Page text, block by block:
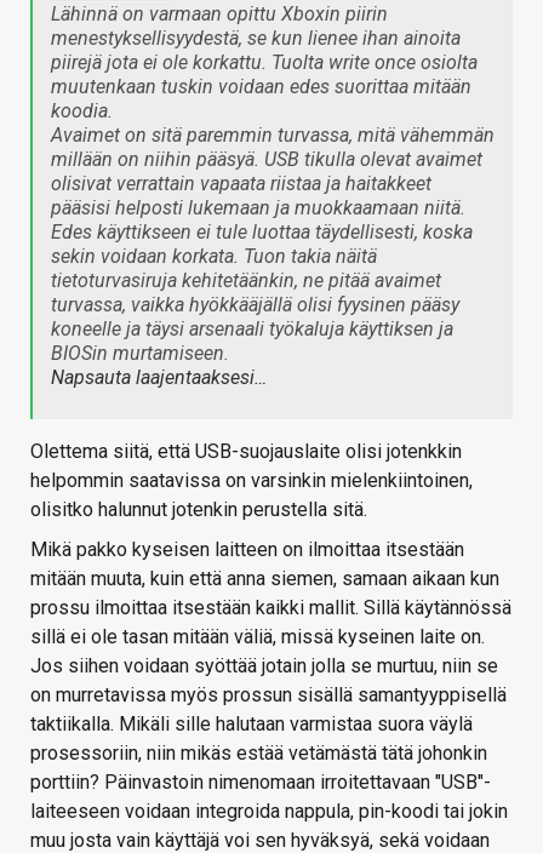
Lähinnä on varmaan opittu Xboxin piirin
menestyksellisyydestä, se kun lienee ihan ainoita
piirejä jota ei ole korkattu. Tuolta write once osiolta
muutenkaan tuskin voidaan edes suorittaa mitään
koodia.
Avaimet on sitä paremmin turvassa, mitä vähemmän
millään on niihin pääsyä. USB tikulla olevat avaimet
olisivat verrattain vapaata riistaa ja haitakkeet
pääsisi helposti lukemaan ja muokkaamaan niitä.
Edes käyttikseen ei tule luottaa täydellisesti, koska
sekin voidaan korkata. Tuon takia näitä
tietoturvasiruja kehitetäänkin, ne pitää avaimet
turvassa, vaikka hyökkääjällä olisi fyysinen pääsy
koneelle ja täysi arsenaali työkaluja käyttiksen ja
BIOSin murtamiseen.
Napsauta laajentaaksesi…
Olettema siitä, että USB-suojauslaite olisi jotenkkin
helpommin saatavissa on varsinkin mielenkiintoinen,
olisitko halunnut jotenkin perustella sitä.
Mikä pakko kyseisen laitteen on ilmoittaa itsestään
mitään muuta, kuin että anna siemen, samaan aikaan kun
prossu ilmoittaa itsestään kaikki mallit. Sillä käytännössä
sillä ei ole tasan mitään väliä, missä kyseinen laite on.
Jos siihen voidaan syöttää jotain jolla se murtuu, niin se
on murretavissa myös prossun sisällä samantyyppisellä
taktiikalla. Mikäli sille halutaan varmistaa suora väylä
prosessoriin, niin mikäs estää vetämästä tätä johonkin
porttiin? Päinvastoin nimenomaan irroitettavaan "USB"-
laiteeseen voidaan integroida nappula, pin-koodi tai jokin
muu josta vain käyttäjä voi sen hyväksyä, sekä voidaan